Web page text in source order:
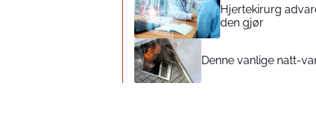
Hjertekirurg
den gjør
Denne vanlige natt-